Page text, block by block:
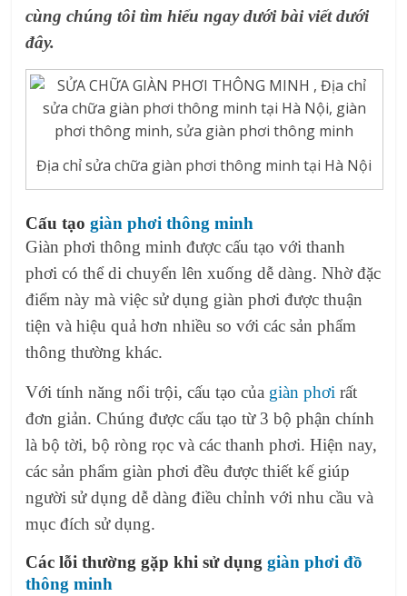
cùng chúng tôi tìm hiểu ngay dưới bài viết dưới
đây.
Địa chỉ sửa chữa giàn phơi thông minh tại Hà Nội
Cấu tạo giàn phơi thông minh
Giàn phơi thông minh được cấu tạo với thanh
phơi có thể di chuyển lên xuống dễ dàng. Nhờ đặc
điểm này mà việc sử dụng giàn phơi được thuận
tiện và hiệu quả hơn nhiều so với các sản phẩm
thông thường khác.
Với tính năng nổi trội, cấu tạo của giàn phơi rất
đơn giản. Chúng được cấu tạo từ 3 bộ phận chính
là bộ tời, bộ ròng rọc và các thanh phơi. Hiện nay,
các sản phẩm giàn phơi đều được thiết kế giúp
người sử dụng dễ dàng điều chỉnh với nhu cầu và
mục đích sử dụng.
Các lỗi thường gặp khi sử dụnggiàn phơi đồ
thông minh